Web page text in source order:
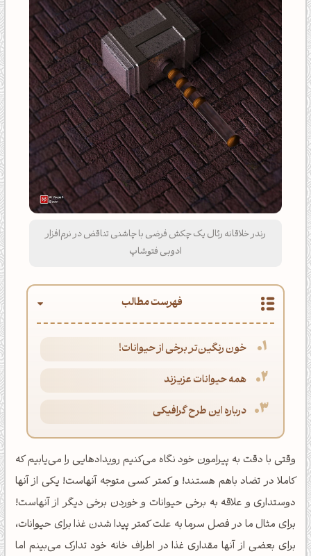
رندر خلاقانه رئال یک چکش فرضی با چاشنی تناقض در نرم‌افزار
ادوبی فتوشاپ
فهرست مطالب
خون رنگین‌تر برخی از حیوانات!
همه حیوانات عزیزند
درباره این طرح گرافیکی
وقتی با دقت به پیرامون خود نگاه می‌کنیم رویدادهایی را می‌یابیم که
کاملا در تضاد باهم هستند! و کمتر کسی متوجه آنهاست! یکی از آنها
دوستداری و علاقه به برخی حیوانات و خوردن برخی دیگر از آنهاست!
برای مثال ما در فصل سرما به علت کمتر پیدا شدن غذا برای حیوانات،
برای بعضی از آنها مقداری غذا در اطراف خانه خود تدارک می‌بینم اما